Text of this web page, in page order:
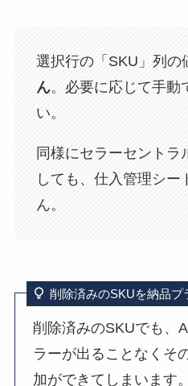
選択行の「SKU」列の
ん。必要に応じて手動
い。
同様にセラーセントラ
しても、仕入管理シー
ん。
削除済みのSKUを納品プ
削除済みのSKUでも、
ラーが出ることなくそ
加ができてしまいます。